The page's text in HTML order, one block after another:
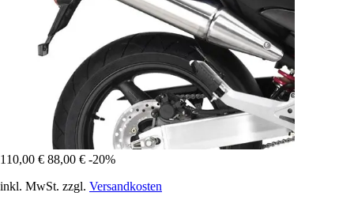
110,00 € 88,00 € -20%
inkl. MwSt. zzgl. Versandkosten